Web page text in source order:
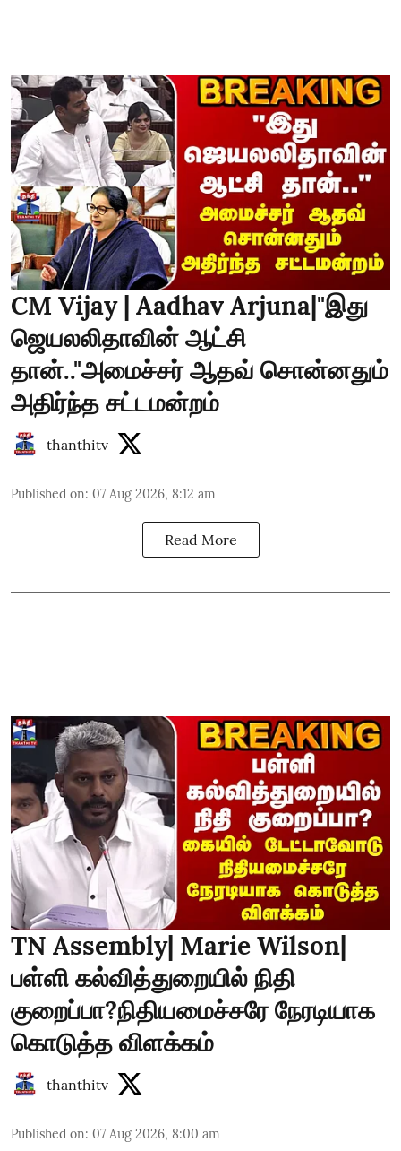
CM Vijay | Aadhav Arjuna|"இது
ஜெயலலிதாவின் ஆட்சி
தான்.."அமைச்சர் ஆதவ் சொன்னதும்
அதிர்ந்த சட்டமன்றம்
thanthitv
Published on: 07 Aug 2026, 8:12 am
Read More
TN Assembly| Marie Wilson|
பள்ளி கல்வித்துறையில் நிதி
குறைப்பா?நிதியமைச்சரே நேரடியாக
கொடுத்த விளக்கம்
thanthitv
Published on: 07 Aug 2026, 8:00 am